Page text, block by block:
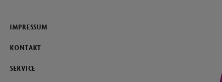
IMPRESSUM
KONTAKT
SERVICE